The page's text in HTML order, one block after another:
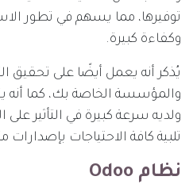
توفيرها، مما يسهم في تطور
وكفاءة كبيرة.
يُذكر أنه يعمل أيضًا على تحقيق
والمؤسسة الخاصة بك، كما أنه
ولديه سرعة كبيرة في التأثير
تلبية كافة الاحتياجات بإصدارات
نظام Odoo